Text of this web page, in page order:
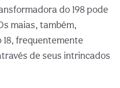
do 198 pode
maias, também,
frequentemente
de seus intrincados